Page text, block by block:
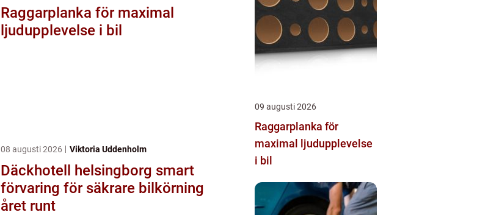
Raggarplanka för maximal
ljudupplevelse i bil
08 augusti 2026 Viktoria Uddenholm
Däckhotell helsingborg smart
förvaring för säkrare bilkörning
året runt
09 augusti 2026
Raggarplanka för
maximal ljudupplevelse
i bil